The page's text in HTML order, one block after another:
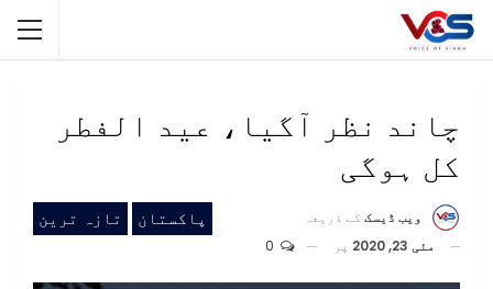
چاند نظر آگیا، عید الفطر
کل ہوگی
پاکستان تازہ ترین ویب ڈیسک کے ذریعہ
مئی 23, 2020
پر